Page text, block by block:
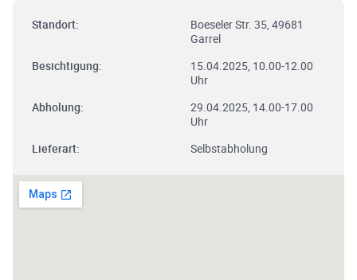
Standort:
Boeseler Str. 35, 49681
Garrel
Besichtigung:
15.04.2025, 10.00-12.00
Uhr
Abholung:
29.04.2025, 14.00-17.00
Uhr
Lieferart:
Selbstabholung